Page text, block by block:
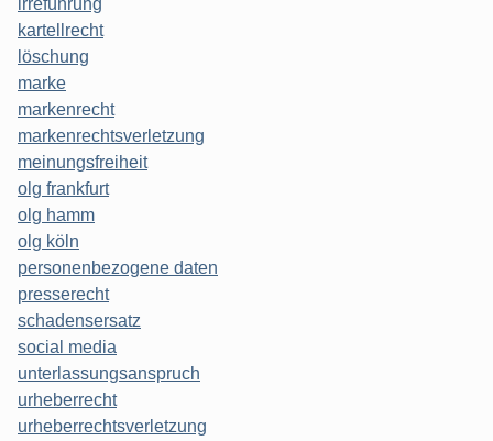
kartellrecht
löschung
marke
markenrecht
markenrechtsverletzung
meinungsfreiheit
olg frankfurt
olg hamm
olg köln
personenbezogene daten
presserecht
schadensersatz
social media
unterlassungsanspruch
urheberrecht
urheberrechtsverletzung